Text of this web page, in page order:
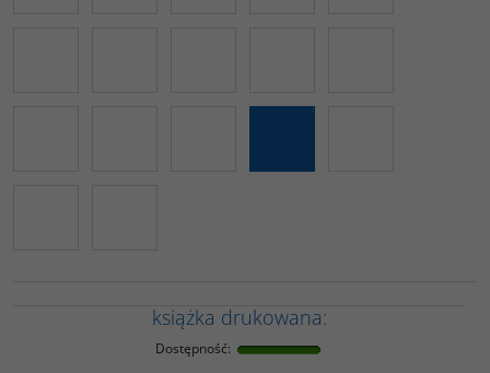
książka drukowana:
Dostępność: